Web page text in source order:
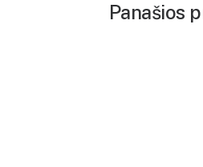
Panašios